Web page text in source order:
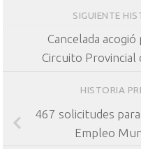
SIGUIENTE
Cancelada
Circuito Provincial
HISTORIA
467 solicitudes
Empleo